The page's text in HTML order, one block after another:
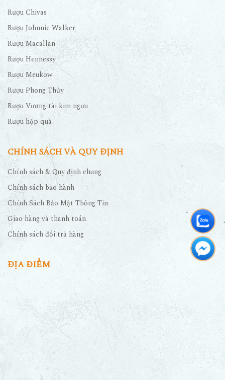
Rượu Chivas
Rượu Johnnie Walker
Rượu Macallan
Rượu Hennessy
Rượu Meukow
Rượu Phong Thủy
Rượu Vương tài kim ngưu
Rượu hộp quà
CHÍNH SÁCH VÀ QUY ĐỊNH
Chính sách & Quy định chung
Chính sách bảo hành
Chính Sách Bảo Mật Thông Tin
Giao hàng và thanh toán
Chính sách đổi trả hàng
ĐỊA ĐIỂM